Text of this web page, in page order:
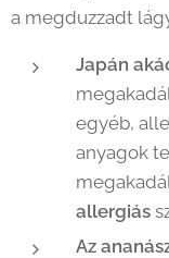
a megduzzadt
Japán
egyéb,
anyagok
allergiás
Az